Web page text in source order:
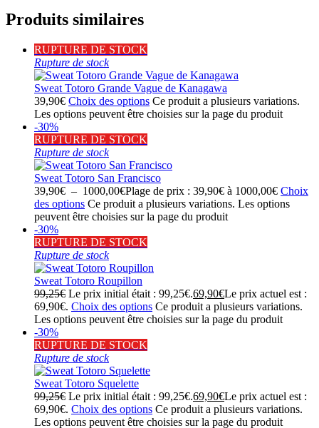
Produits similaires
RUPTURE DE STOCK
Rupture de stock
Sweat Totoro Grande Vague de Kanagawa
39,90€ Choix des options Ce produit a plusieurs variations.
Les options peuvent être choisies sur la page du produit
-30%
RUPTURE DE STOCK
Rupture de stock
Sweat Totoro San Francisco
39,90€ – 1000,00€Plage de prix : 39,90€ à 1000,00€ Choix
des options Ce produit a plusieurs variations. Les options
peuvent être choisies sur la page du produit
-30%
RUPTURE DE STOCK
Rupture de stock
Sweat Totoro Roupillon
99,25€ Le prix initial était : 99,25€.69,90€Le prix actuel est :
69,90€. Choix des options Ce produit a plusieurs variations.
Les options peuvent être choisies sur la page du produit
-30%
RUPTURE DE STOCK
Rupture de stock
Sweat Totoro Squelette
99,25€ Le prix initial était : 99,25€.69,90€Le prix actuel est :
69,90€. Choix des options Ce produit a plusieurs variations.
Les options peuvent être choisies sur la page du produit